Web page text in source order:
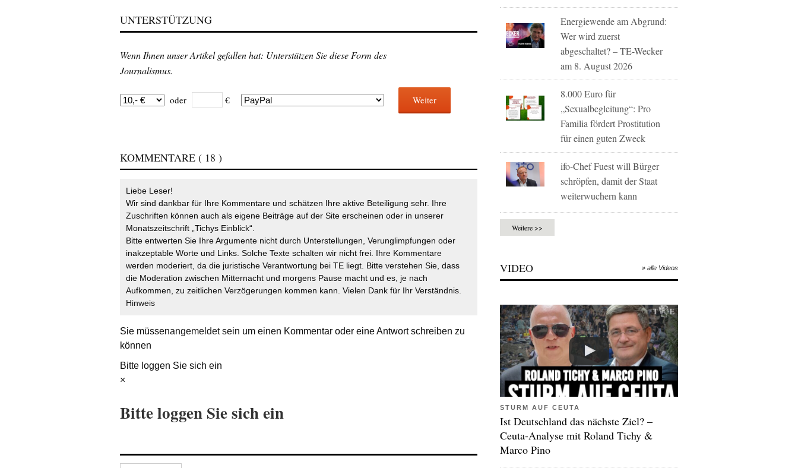
UNTERSTÜTZUNG
Wenn Ihnen unser Artikel gefallen hat: Unterstützen Sie diese Form des
Journalismus.
oder € Weiter
KOMMENTARE ( 18 )
Liebe Leser!
Wir sind dankbar für Ihre Kommentare und schätzen Ihre aktive Beteiligung sehr. Ihre
Zuschriften können auch als eigene Beiträge auf der Site erscheinen oder in unserer
Monatszeitschrift „Tichys Einblick“.
Bitte entwerten Sie Ihre Argumente nicht durch Unterstellungen, Verunglimpfungen oder
inakzeptable Worte und Links. Solche Texte schalten wir nicht frei. Ihre Kommentare
werden moderiert, da die juristische Verantwortung bei TE liegt. Bitte verstehen Sie, dass
die Moderation zwischen Mitternacht und morgens Pause macht und es, je nach
Aufkommen, zu zeitlichen Verzögerungen kommen kann. Vielen Dank für Ihr Verständnis.
Hinweis
Sie müssenangemeldetsein um einen Kommentar oder eine Antwort schreiben zu
können
Bitte loggen Sie sich ein
×
Bitte loggen Sie sich ein
Energiewende am Abgrund:
Wer wird zuerst
abgeschaltet? – TE-Wecker
am 8. August 2026
8.000 Euro für
„Sexualbegleitung“: Pro
Familia fördert Prostitution
für einen guten Zweck
ifo-Chef Fuest will Bürger
schröpfen, damit der Staat
weiterwuchern kann
Weitere >>
VIDEO » alle Videos
STURM AUF CEUTA
Ist Deutschland das nächste Ziel? –
Ceuta-Analyse mit Roland Tichy &
Marco Pino